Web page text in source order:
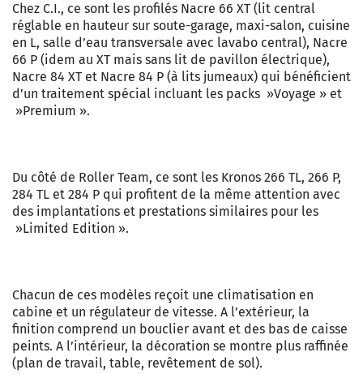
Chez C.I., ce sont les profilés Nacre 66 XT (lit central
réglable en hauteur sur soute-garage, maxi-salon, cuisine
en L, salle d’eau transversale avec lavabo central), Nacre
66 P (idem au XT mais sans lit de pavillon électrique),
Nacre 84 XT et Nacre 84 P (à lits jumeaux) qui bénéficient
d’un traitement spécial incluant les packs »Voyage » et
»Premium ».
Du côté de Roller Team, ce sont les Kronos 266 TL, 266 P,
284 TL et 284 P qui profitent de la même attention avec
des implantations et prestations similaires pour les
»Limited Edition ».
Chacun de ces modèles reçoit une climatisation en
cabine et un régulateur de vitesse. A l’extérieur, la
finition comprend un bouclier avant et des bas de caisse
peints. A l’intérieur, la décoration se montre plus raffinée
(plan de travail, table, revêtement de sol).